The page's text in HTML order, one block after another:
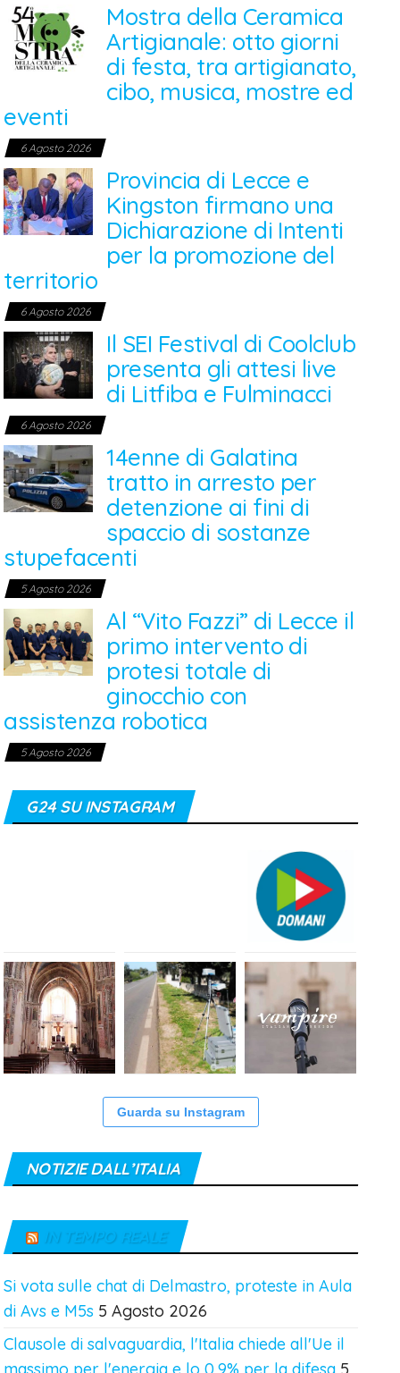
Mostra della Ceramica
Artigianale: otto giorni
di festa, tra artigianato,
cibo, musica, mostre ed
eventi
6 Agosto 2026
Provincia di Lecce e
Kingston firmano una
Dichiarazione di Intenti
per la promozione del
territorio
6 Agosto 2026
Il SEI Festival di Coolclub
presenta gli attesi live
di Litfiba e Fulminacci
6 Agosto 2026
14enne di Galatina
tratto in arresto per
detenzione ai fini di
spaccio di sostanze
stupefacenti
5 Agosto 2026
Al “Vito Fazzi” di Lecce il
primo intervento di
protesi totale di
ginocchio con
assistenza robotica
5 Agosto 2026
G24 SU INSTAGRAM
Guarda su Instagram
NOTIZIE DALL’ITALIA
IN TEMPO REALE
Si vota sulle chat di Delmastro, proteste in Aula
di Avs e M5s 5 Agosto 2026
Clausole di salvaguardia, l'Italia chiede all'Ue il